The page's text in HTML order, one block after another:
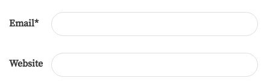
Email*
Website